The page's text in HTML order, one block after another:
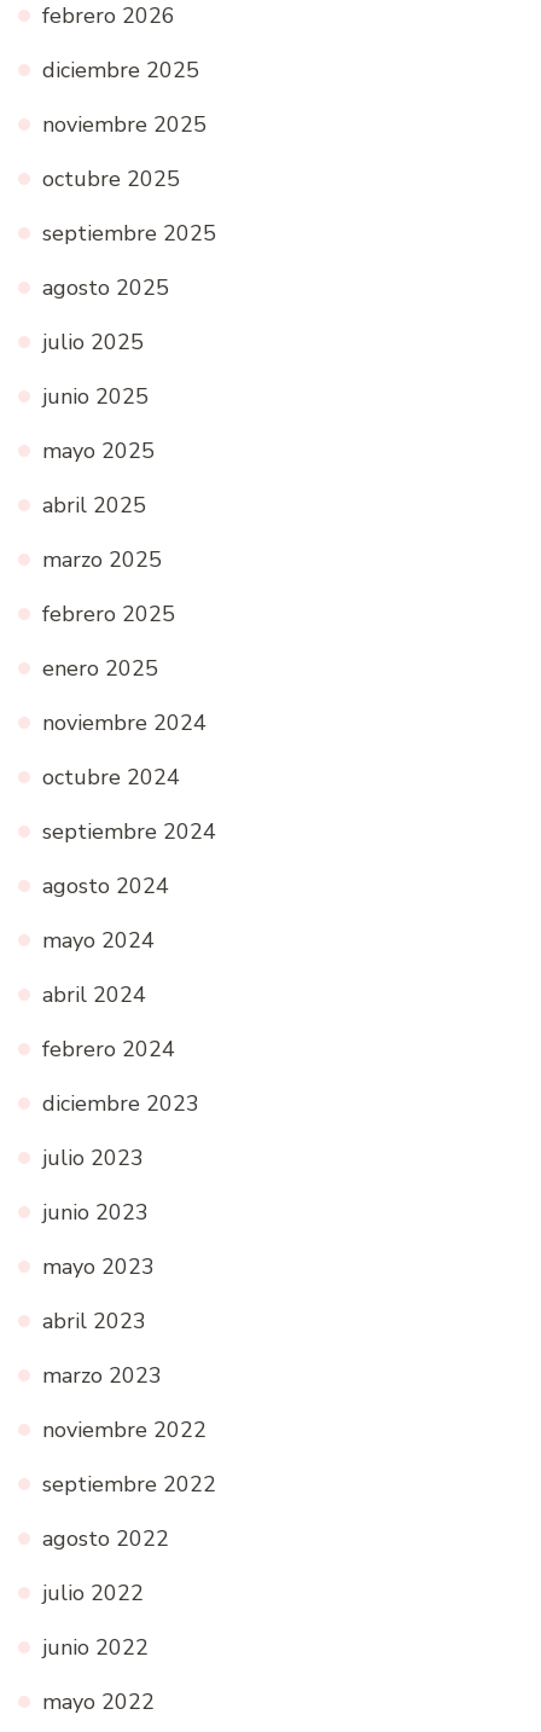
febrero 2026
diciembre 2025
noviembre 2025
octubre 2025
septiembre 2025
agosto 2025
julio 2025
junio 2025
mayo 2025
abril 2025
marzo 2025
febrero 2025
enero 2025
noviembre 2024
octubre 2024
septiembre 2024
agosto 2024
mayo 2024
abril 2024
febrero 2024
diciembre 2023
julio 2023
junio 2023
mayo 2023
abril 2023
marzo 2023
noviembre 2022
septiembre 2022
agosto 2022
julio 2022
junio 2022
mayo 2022